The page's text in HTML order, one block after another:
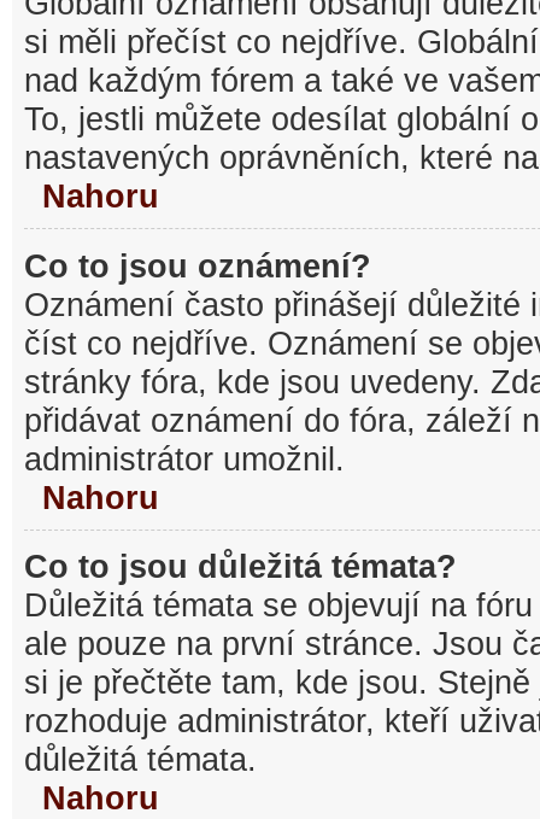
si měli přečíst co nejdříve.
nad každým fórem a také ve
To, jestli můžete odesílat globální
nastavených oprávněních, které
Nahoru
Co to jsou oznámení?
Oznámení často přinášejí důležité
číst co nejdříve. Oznámení se
stránky fóra, kde jsou uvedeny.
přidávat oznámení do fóra, záleží
administrátor umožnil.
Nahoru
Co to jsou důležitá témata?
Důležitá témata se objevují na
ale pouze na první stránce. Jsou
si je přečtěte tam, kde jsou.
rozhoduje administrátor, kteří
důležitá témata.
Nahoru